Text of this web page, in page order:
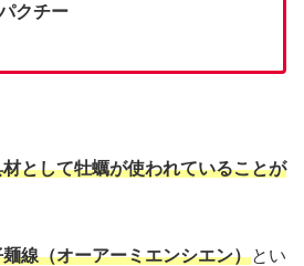
クチー
として牡蠣が使われていることが
線（オーアーミエンシエン）とい